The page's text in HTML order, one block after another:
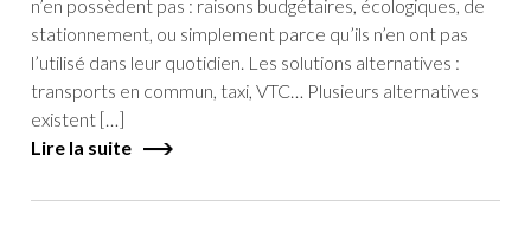
n’en possèdent pas : raisons budgétaires, écologiques, de
stationnement, ou simplement parce qu’ils n’en ont pas
l’utilisé dans leur quotidien. Les solutions alternatives :
transports en commun, taxi, VTC… Plusieurs alternatives
existent […]
Lire la suite